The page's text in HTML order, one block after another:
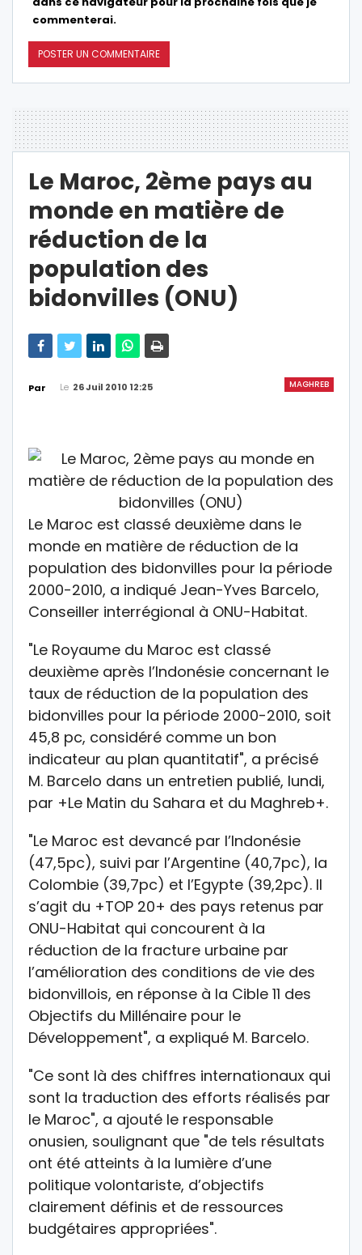
commenterai.
Le Maroc, 2ème pays au
monde en matière de
réduction de la
population des
bidonvilles (ONU)
MAGHREB
Par Le 26 Juil 2010 12:25
Le Maroc est classé deuxième dans le
monde en matière de réduction de la
population des bidonvilles pour la période
2000-2010, a indiqué Jean-Yves Barcelo,
Conseiller interrégional à ONU-Habitat.
"Le Royaume du Maroc est classé
deuxième après l’Indonésie concernant le
taux de réduction de la population des
bidonvilles pour la période 2000-2010, soit
45,8 pc, considéré comme un bon
indicateur au plan quantitatif", a précisé
M. Barcelo dans un entretien publié, lundi,
par +Le Matin du Sahara et du Maghreb+.
"Le Maroc est devancé par l’Indonésie
(47,5pc), suivi par l’Argentine (40,7pc), la
Colombie (39,7pc) et l’Egypte (39,2pc). Il
s’agit du +TOP 20+ des pays retenus par
ONU-Habitat qui concourent à la
réduction de la fracture urbaine par
l’amélioration des conditions de vie des
bidonvillois, en réponse à la Cible 11 des
Objectifs du Millénaire pour le
Développement", a expliqué M. Barcelo.
"Ce sont là des chiffres internationaux qui
sont la traduction des efforts réalisés par
le Maroc", a ajouté le responsable
onusien, soulignant que "de tels résultats
ont été atteints à la lumière d’une
politique volontariste, d’objectifs
clairement définis et de ressources
budgétaires appropriées".